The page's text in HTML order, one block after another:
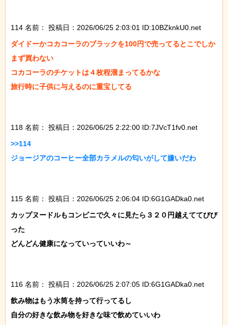
114 名前：
投稿日：2026/06/25 2:03:01 ID:10BZknkU0.net
ダイドーかコカコーラのブラックを100円で売ってるとこでしか
まず買わない
コカコーラのチケットは４枚程溜まってるかな
旅行時に子供に与えるのに重宝してる
118 名前：
投稿日：2026/06/25 2:22:00 ID:7JVcT1fv0.net
>>114
ジョージアのコーヒー全部カラメルの匂いがして嫌いだわ
115 名前：
投稿日：2026/06/25 2:06:04 ID:6G1GADka0.net
カップヌードルもコンビニで久々に見たら３２０円越えててびび
った
どんどん健康になっていっていいわ～
116 名前：
投稿日：2026/06/25 2:07:05 ID:6G1GADka0.net
飲み物はもう水筒を持って行ってるし
自分の好きな飲み物を好きな味で飲めていいわ